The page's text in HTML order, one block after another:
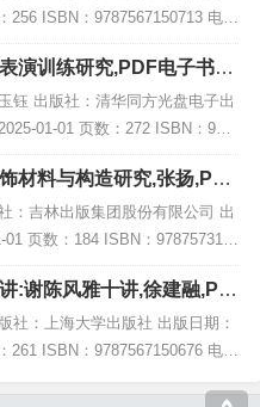
256 ISBN：9787567150713 电子
清扫描版PDF格式] 内容简介 在
演训练研究,PDF电子书下
钰 出版社：清华同方光盘电子出
01-01 页数：272 ISBN：978
大小：232MB [高清扫描版PDF
材料与构造研究,张扬,PDF
：吉林出版集团股份有限公司 出
01 页数：184 ISBN：978757315
218MB [高清扫描版PDF格式] 内
:谢陈风雅十讲,徐建融,PD
载
社：上海大学出版社 出版日期：
261 ISBN：9787567150676 电子